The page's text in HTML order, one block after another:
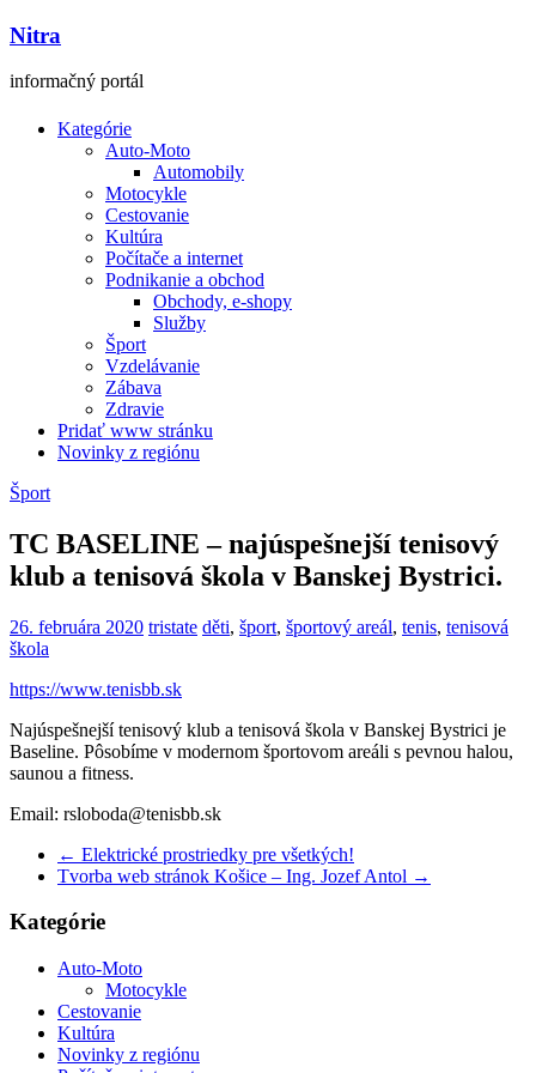
Nitra
informačný portál
Kategórie
Auto-Moto
Automobily
Motocykle
Cestovanie
Kultúra
Počítače a internet
Podnikanie a obchod
Obchody, e-shopy
Služby
Šport
Vzdelávanie
Zábava
Zdravie
Pridať www stránku
Novinky z regiónu
Šport
TC BASELINE – najúspešnejší tenisový
klub a tenisová škola v Banskej Bystrici.
26. februára 2020 tristate děti, šport, športový areál, tenis, tenisová
škola
https://www.tenisbb.sk
Najúspešnejší tenisový klub a tenisová škola v Banskej Bystrici je
Baseline. Pôsobíme v modernom športovom areáli s pevnou halou,
saunou a fitness.
Email: rsloboda@tenisbb.sk
← Elektrické prostriedky pre všetkých!
Tvorba web stránok Košice – Ing. Jozef Antol →
Kategórie
Auto-Moto
Motocykle
Cestovanie
Kultúra
Novinky z regiónu